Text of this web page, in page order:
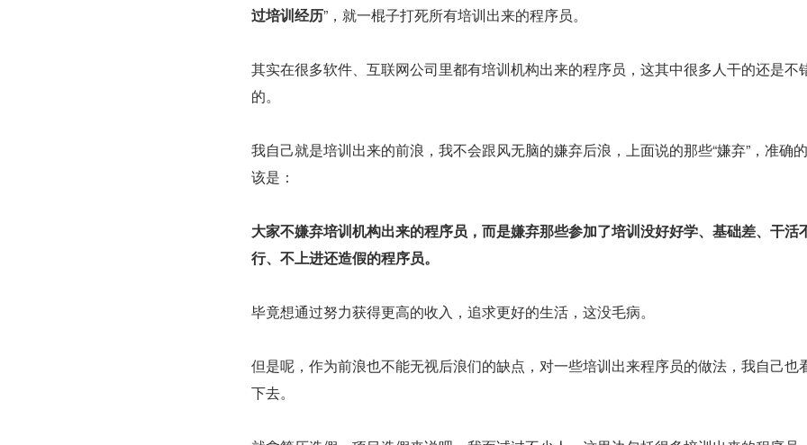
过培训经历”，就一棍子打死所有培训出来的程序员。
其实在很多软件、互联网公司里都有培训机构出来的程序员，这其中很多人干的还是不
的。
我自己就是培训出来的前浪，我不会跟风无脑的嫌弃后浪，上面说的那些“嫌弃”，准确
该是：
大家不嫌弃培训机构出来的程序员，而是嫌弃那些参加了培训没好好学、基础差、干活
行、不上进还造假的程序员。
毕竟想通过努力获得更高的收入，追求更好的生活，这没毛病。
但是呢，作为前浪也不能无视后浪们的缺点，对一些培训出来程序员的做法，我自己也
下去。